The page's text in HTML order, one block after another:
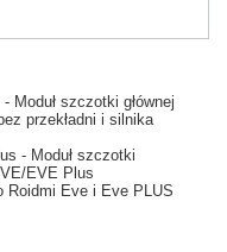
szczotki głównej
przekładni i silnika
- Moduł szczotki
EVE Plus
Roidmi Eve i Eve PLUS